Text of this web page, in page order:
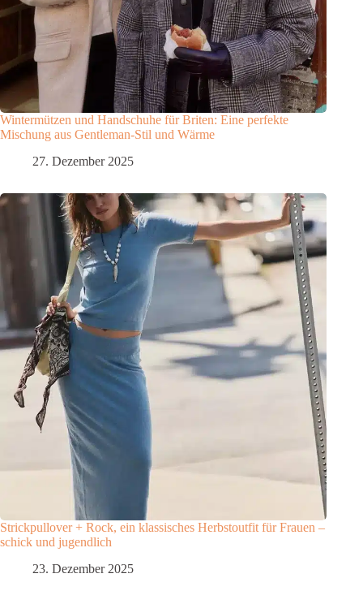
Wintermützen und Handschuhe für Briten: Eine perfekte
Mischung aus Gentleman-Stil und Wärme
27. Dezember 2025
Strickpullover + Rock, ein klassisches Herbstoutfit für Frauen –
schick und jugendlich
23. Dezember 2025